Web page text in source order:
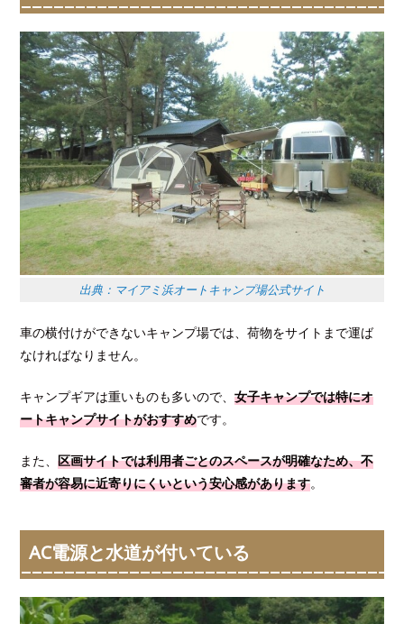
出典：マイアミ浜オートキャンプ場公式サイト
車の横付けができないキャンプ場では、荷物をサイトまで運ば
なければなりません。
キャンプギアは重いものも多いので、女子キャンプでは特にオ
ートキャンプサイトがおすすめです。
また、区画サイトでは利用者ごとのスペースが明確なため、不
審者が容易に近寄りにくいという安心感があります。
AC電源と水道が付いている